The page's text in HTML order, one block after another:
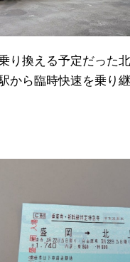
り換える予定だった
から臨時快速を乗り